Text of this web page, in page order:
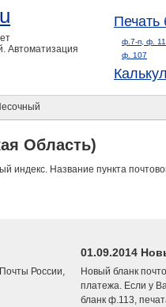
Автоматизация
Печать
ф.7-п, ф.
ф. 107
Область)
индекс. Название пункта
России,
01.09.2014
Новый бланк
платежа. Если у
бланк ф.113,